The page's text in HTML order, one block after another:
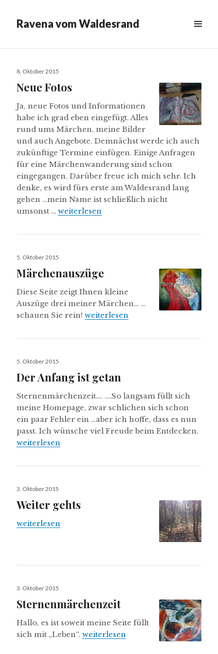
Ravena vom Waldesrand
WIDGETS
Veröffentlicht
8. Oktober 2015
Neue Fotos
Ja, neue Fotos und Informationen
habe ich grad eben eingefügt. Alles
rund ums Märchen, meine Bilder
und auch Angebote. Demnächst werde ich auch
zukünftige Termine einfügen. Einige Anfragen
für eine Märchenwanderung sind schon
eingegangen. Darüber freue ich mich sehr. Ich
denke, es wird fürs erste am Waldesrand lang
gehen …mein Name ist schließlich nicht
umsonst …Neue Fotos
weiterlesen
Veröffentlicht
5. Oktober 2015
Märchenauszüge
Diese Seite zeigt Ihnen kleine
Auszüge drei meiner Märchen… …
schauen Sie rein!Märchenauszüge
weiterlesen
Veröffentlicht
5. Oktober 2015
Der Anfang ist getan
Sternenmärchenzeit…. ….So langsam füllt sich
meine Homepage, zwar schlichen sich schon
ein paar Fehler ein …aber ich hoffe, dass es nun
passt. Ich wünsche viel Freude beim Entdecken.
Der Anfang ist getan
weiterlesen
Veröffentlicht
3. Oktober 2015
Weiter gehts
Weiter gehts
weiterlesen
Veröffentlicht
3. Oktober 2015
Sternenmärchenzeit
Hallo, es ist soweit meine Seite füllt
sich mit „Leben“.Sternenmärchenzeit
weiterlesen